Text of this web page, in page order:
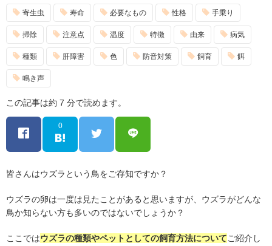
寄生虫 寿命 必要なもの 性格 手乗り
掃除 注意点 温度 特徴 由来 病気
種類 肝障害 色 防音対策 飼育 餌
鳴き声
この記事は約 7 分で読めます。
0
皆さんはウズラという鳥をご存知ですか？
ウズラの卵は一度は見たことがあると思いますが、ウズラがどんな
鳥か知らない方も多いのではないでしょうか？
ここではウズラの種類やペットとしての飼育方法についてご紹介し